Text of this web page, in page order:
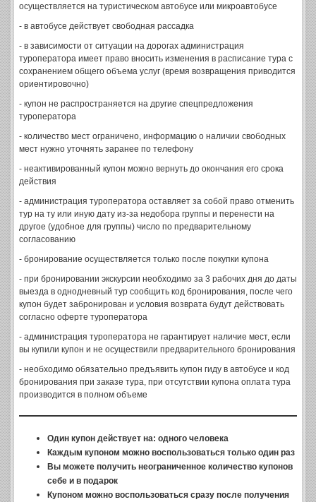
осуществляется на туристическом автобусе или микроавтобусе
- в автобусе действует свободная рассадка
- в зависимости от ситуации на дорогах администрация
туроператора имеет право вносить изменения в расписание тура с
сохранением общего объема услуг (время возвращения приводится
ориентировочно)
- купон не распространяется на другие спецпредложения
туроператора
- количество мест ограничено, информацию о наличии свободных
мест нужно уточнять заранее по телефону
- неактивированный купон можно вернуть до окончания его срока
действия
- администрация туроператора оставляет за собой право отменить
тур на ту или иную дату из-за недобора группы и перенести на
другое (удобное для группы) число по предварительному
согласованию
- бронирование осуществляется только после покупки купона
- при бронировании экскурсии необходимо за 3 рабочих дня до даты
выезда в однодневный тур сообщить код бронирования, после чего
купон будет забронирован и условия возврата будут действовать
согласно оферте туроператора
- администрация туроператора не гарантирует наличие мест, если
вы купили купон и не осуществили предварительного бронирования
- необходимо обязательно предъявить купон гиду в автобусе и код
бронирования при заказе тура, при отсутствии купона оплата тура
производится в полном объеме
Один купон действует на: одного человека
Каждым купоном можно воспользоваться только один раз
Вы можете получить неограниченное количество купонов
себе и в подарок
Купоном можно воспользоваться сразу после получения